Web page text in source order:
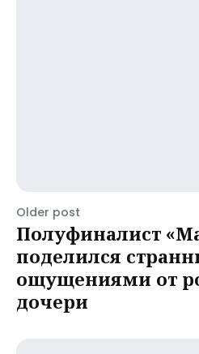
Older post
Полуфиналист
поделился
ощущениями от
дочери